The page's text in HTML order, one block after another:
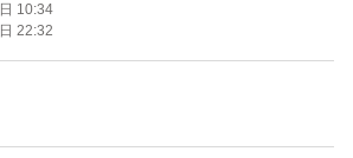
す！！
10:34
22:32